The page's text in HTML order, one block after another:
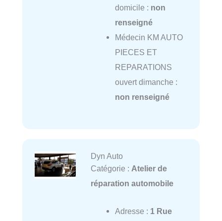
domicile : non
renseigné
Médecin KM AUTO
PIECES ET
REPARATIONS
ouvert dimanche :
non renseigné
Dyn Auto
Catégorie : Atelier de
réparation automobile
Adresse : 1 Rue